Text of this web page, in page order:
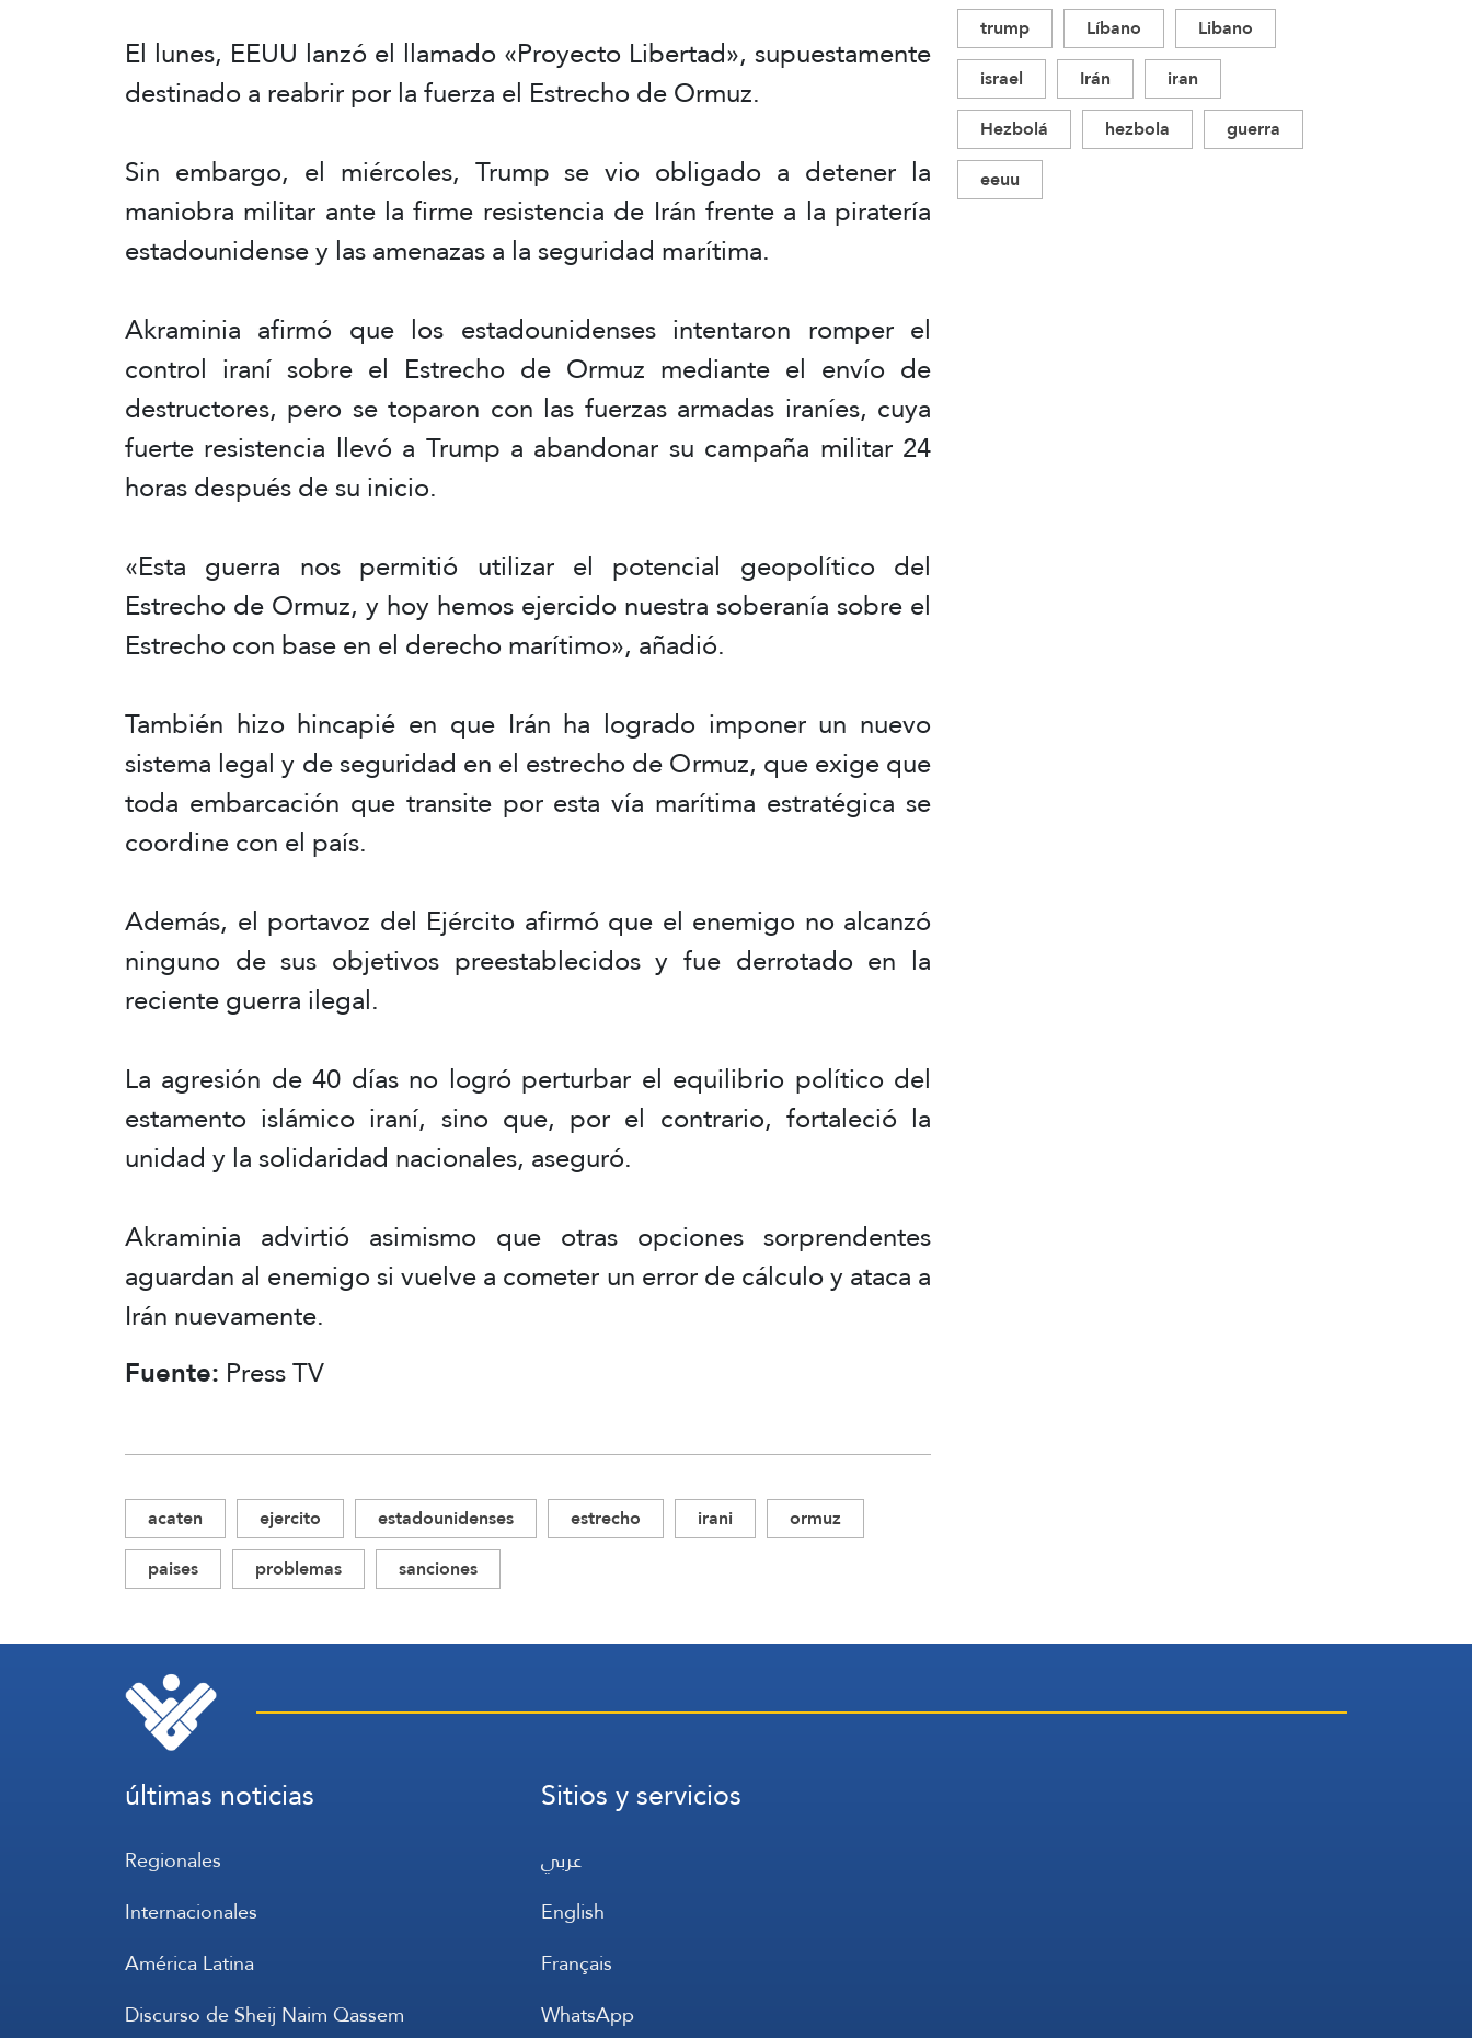
El lunes, EEUU lanzó el llamado «Proyecto Libertad», supuestamente
destinado a reabrir por la fuerza el Estrecho de Ormuz.
Sin embargo, el miércoles, Trump se vio obligado a detener la
maniobra militar ante la firme resistencia de Irán frente a la piratería
estadounidense y las amenazas a la seguridad marítima.
Akraminia afirmó que los estadounidenses intentaron romper el
control iraní sobre el Estrecho de Ormuz mediante el envío de
destructores, pero se toparon con las fuerzas armadas iraníes, cuya
fuerte resistencia llevó a Trump a abandonar su campaña militar 24
horas después de su inicio.
«Esta guerra nos permitió utilizar el potencial geopolítico del
Estrecho de Ormuz, y hoy hemos ejercido nuestra soberanía sobre el
Estrecho con base en el derecho marítimo», añadió.
También hizo hincapié en que Irán ha logrado imponer un nuevo
sistema legal y de seguridad en el estrecho de Ormuz, que exige que
toda embarcación que transite por esta vía marítima estratégica se
coordine con el país.
Además, el portavoz del Ejército afirmó que el enemigo no alcanzó
ninguno de sus objetivos preestablecidos y fue derrotado en la
reciente guerra ilegal.
La agresión de 40 días no logró perturbar el equilibrio político del
estamento islámico iraní, sino que, por el contrario, fortaleció la
unidad y la solidaridad nacionales, aseguró.
Akraminia advirtió asimismo que otras opciones sorprendentes
aguardan al enemigo si vuelve a cometer un error de cálculo y ataca a
Irán nuevamente.
Fuente: Press TV
acaten ejercito estadounidenses estrecho irani
ormuz
paises
problemas sanciones
trump Líbano
Libano
israel
Irán
iran
Hezbolá
hezbola
guerra
eeuu
últimas noticias
Regionales
Internacionales
América Latina
Discurso de Sheij Naim Qassem
Sitios y servicios
عربي
English
Français
WhatsApp